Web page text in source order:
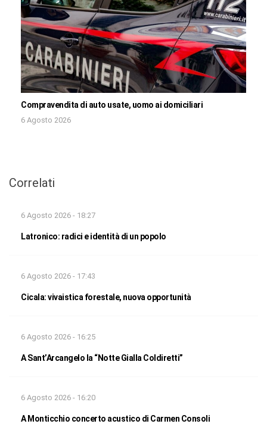
Compravendita di auto usate, uomo ai domiciliari
6 Agosto 2026
Correlati
6 Agosto 2026 - 18:27
Latronico: radici e identità di un popolo
6 Agosto 2026 - 17:43
Cicala: vivaistica forestale, nuova opportunità
6 Agosto 2026 - 16:25
A Sant’Arcangelo la “Notte Gialla Coldiretti”
6 Agosto 2026 - 16:20
A Monticchio concerto acustico di Carmen Consoli